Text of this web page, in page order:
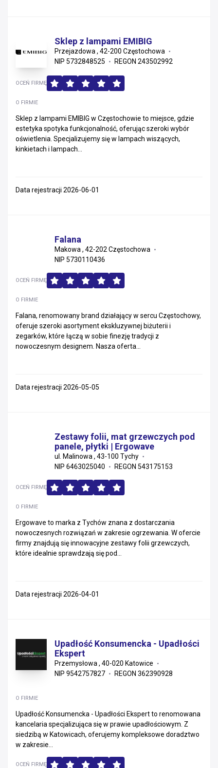
Sklep z lampami EMIBIG
Przejazdowa , 42-200 Częstochowa
NIP 5732848525
REGON 243502992
O FIRMIE
Sklep z lampami EMIBIG w Częstochowie to miejsce, gdzie
estetyka spotyka funkcjonalność, oferując szeroki wybór
oświetlenia. Specjalizujemy się w lampach wiszących,
kinkietach i lampach...
OCEŃ FIRMĘ
Data rejestracji 2026-06-01
Falana
Makowa , 42-202 Częstochowa
NIP 5730110436
O FIRMIE
Falana, renomowany brand działający w sercu Częstochowy,
oferuje szeroki asortyment ekskluzywnej biżuterii i
zegarków, które łączą w sobie finezję tradycji z
nowoczesnym designem. Nasza oferta...
OCEŃ FIRMĘ
Data rejestracji 2026-05-05
Zestawy folii, mat grzewczych pod
panele, płytki | Ergowave
ul. Malinowa , 43-100 Tychy
NIP 6463025040
REGON 543175153
O FIRMIE
Ergowave to marka z Tychów znana z dostarczania
nowoczesnych rozwiązań w zakresie ogrzewania. W ofercie
firmy znajdują się innowacyjne zestawy folii grzewczych,
które idealnie sprawdzają się pod...
OCEŃ FIRMĘ
Data rejestracji 2026-04-01
Upadłość Konsumencka - Upadłości
Ekspert
Przemysłowa , 40-020 Katowice
NIP 9542757827
REGON 362390928
O FIRMIE
Upadłość Konsumencka - Upadłości Ekspert to renomowana
kancelaria specjalizująca się w prawie upadłościowym. Z
siedzibą w Katowicach, oferujemy kompleksowe doradztwo
w zakresie...
OCEŃ FIRMĘ